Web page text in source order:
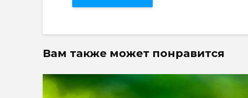
Вам также может понравится